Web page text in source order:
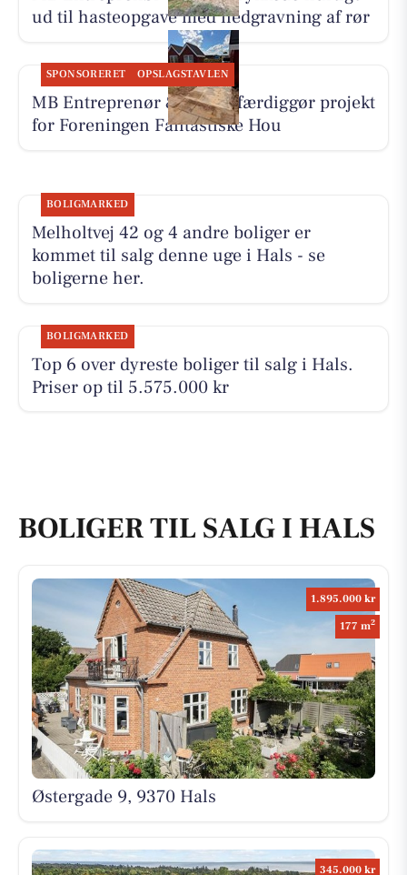
ud til hasteopgave med nedgravning af rør
SPONSORERET OPSLAGSTAVLEN
MB Entreprenør & Anlæg færdiggør projekt
for Foreningen Fantastiske Hou
BOLIGMARKED
Melholtvej 42 og 4 andre boliger er
kommet til salg denne uge i Hals - se
boligerne her.
BOLIGMARKED
Top 6 over dyreste boliger til salg i Hals.
Priser op til 5.575.000 kr
BOLIGER TIL SALG I HALS
1.895.000 kr
177 m2
Østergade 9, 9370 Hals
345.000 kr